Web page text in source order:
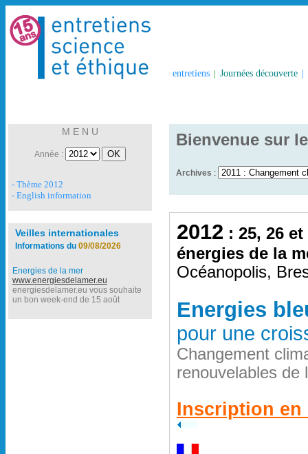
entretiens | Journées découverte
M E N U
Année :
- Thème 2012
- English information
Veilles internationales
Informations du 09/08/2026
Energies de la mer
www.energiesdelamer.eu
energiesdelamer.eu vous souhaite
un bon week-end de 15 août
Bienvenue sur
Archives :
2012 : 25, 26
énergies de la
Océanopolis,
Energies
pour une
Changement
renouvelables de
Inscription en